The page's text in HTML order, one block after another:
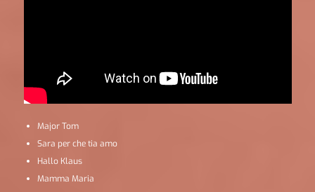
Major Tom
Sara per che tia amo
Hallo Klaus
Mamma Maria